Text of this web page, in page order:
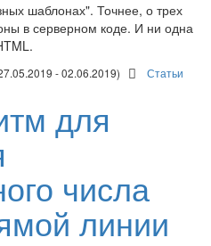
шаблонах". Точнее, о трех
в серверном коде. И ни одна
- 02.06.2019) Статьи
для
числа
линии